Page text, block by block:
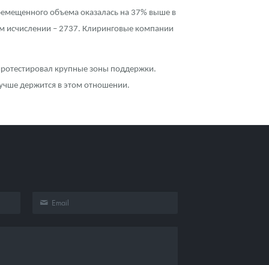
объема оказалась на 37% выше в
исчислении – 2737. Клиринговые компании
крупные зоны поддержки.
держится в этом отношении.